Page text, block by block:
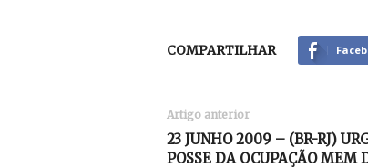
COMPARTILHAR
Artigo anterior
23 JUNHO 2009 – (BR-RJ)